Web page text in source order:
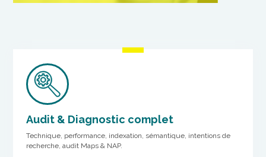
Audit & Diagnostic complet
Technique, performance, indexation, sémantique, intentions de
recherche, audit Maps & NAP.